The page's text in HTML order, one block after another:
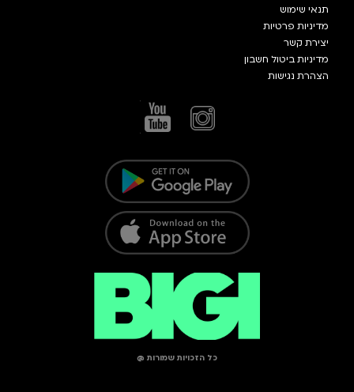
תנאי שימוש
מדיניות פרטיות
יצירת קשר
מדיניות ביטול חשבון
הצהרת נגישות
כל הזכויות שמורות @